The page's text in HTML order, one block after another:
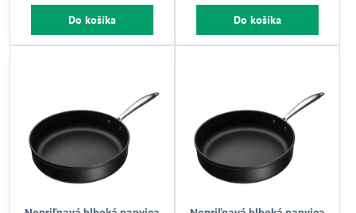
Do košíka Do košíka